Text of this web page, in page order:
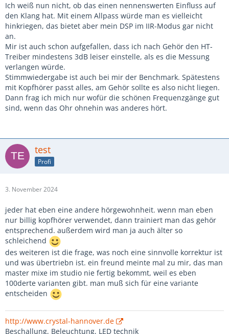
Ich weiß nun nicht, ob das einen nennenswerten Einfluss auf
den Klang hat. Mit einem Allpass würde man es vielleicht
hinkriegen, das bietet aber mein DSP im IIR-Modus gar nicht
an.
Mir ist auch schon aufgefallen, dass ich nach Gehör den HT-
Treiber mindestens 3dB leiser einstelle, als es die Messung
verlangen würde.
Stimmwiedergabe ist auch bei mir der Benchmark. Spätestens
mit Kopfhörer passt alles, am Gehör sollte es also nicht liegen.
Dann frag ich mich nur wofür die schönen Frequenzgänge gut
sind, wenn das Ohr ohnehin was anderes hört.
test
Profi
3. November 2024
jeder hat eben eine andere hörgewohnheit. wenn man eben
nur billig kopfhörer verwendet, dann trainiert man das gehör
entsprechend. außerdem wird man ja auch älter so
schleichend
des weiteren ist die frage, was noch eine sinnvolle korrektur ist
und was übertriebn ist. ein freund meinte mal zu mir, das man
master mixe im studio nie fertig bekommt, weil es eben
100derte varianten gibt. man muß sich für eine variante
entscheiden
http://www.crystal-hannover.de
Beschallung, Beleuchtung, LED technik